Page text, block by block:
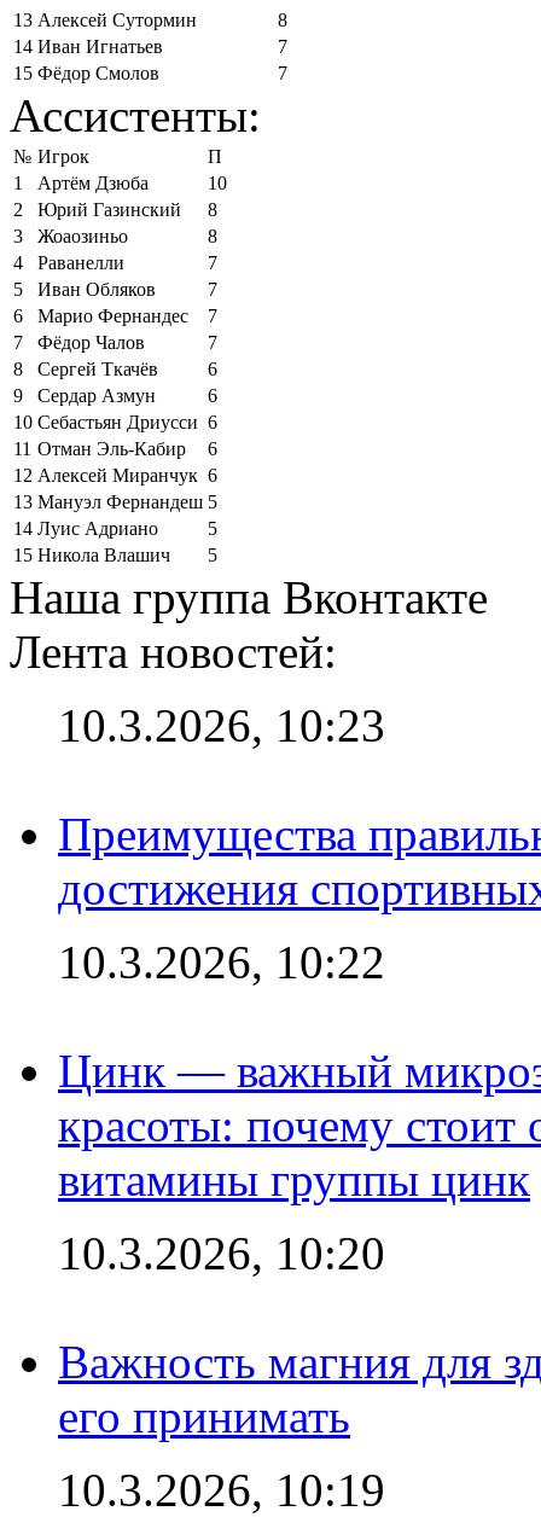
13 Алексей Сутормин
8
14 Иван Игнатьев
7
15 Фёдор Смолов 7
Ассистенты:
№ Игрок
П
1
Артём Дзюба
10
2
Юрий Газинский
8
3
Жоаозиньо
8
4
Раванелли
7
5
Иван Обляков
7
6
Марио Фернандес
7
7
Фёдор Чалов
7
8
Сергей Ткачёв
6
9
Сердар Азмун
6
10 Себастьян Дриусси 6
11 Отман Эль-Кабир
6
12 Алексей Миранчук 6
13 Мануэл Фернандеш 5
14 Луис Адриано
5
15 Никола Влашич 5
Наша группа Вконтакте
Лента новостей:
10.3.2026, 10:23
Преимущества
достижения
10.3.2026, 10:22
Цинк — важный
красоты: почему стоит
витамины группы цинк
10.3.2026, 10:20
Важность магния для
его принимать
10.3.2026, 10:19